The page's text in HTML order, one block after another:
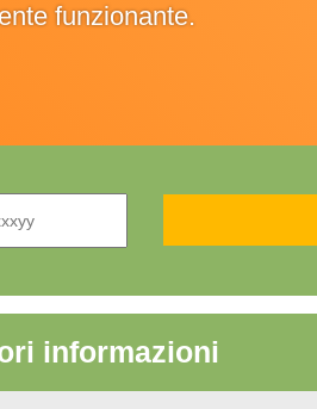
funzionante.
informazioni